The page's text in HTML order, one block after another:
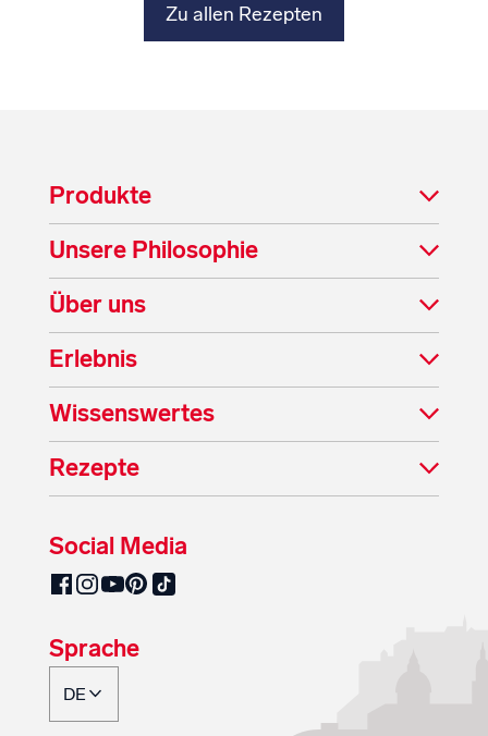
Zu allen Rezepten
Produkte
Unsere Philosophie
Über uns
Erlebnis
Wissenswertes
Rezepte
Social Media
SalzburgMilch auf Facebook
SalzburgMilch auf Instagram
SalzburgMilch auf YouTube
SalzburgMilch auf Pinterest
SalzburgMilch auf TikTok
Sprache